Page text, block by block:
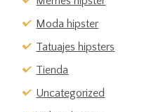
Moda hipster
Tatuajes hipsters
Tienda
Uncategorized